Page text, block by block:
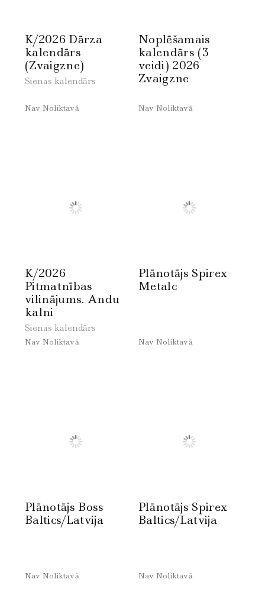
K/2026 Dārza
kalendārs
(Zvaigzne)
Sienas kalendārs
Nav Noliktavā
Noplēšamais
kalendārs (3
veidi) 2026
Zvaigzne
Nav Noliktavā
K/2026
Pitmatnības
vilinājums. Andu
kalni
Sienas kalendārs
Nav Noliktavā
Plānotājs Spirex
Metalc
Nav Noliktavā
Plānotājs Boss
Baltics/Latvija
Nav Noliktavā
Plānotājs Spirex
Baltics/Latvija
Nav Noliktavā